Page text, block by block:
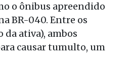
o ônibus apreendido
BR-040. Entre os
ativa), ambos
causar tumulto, um